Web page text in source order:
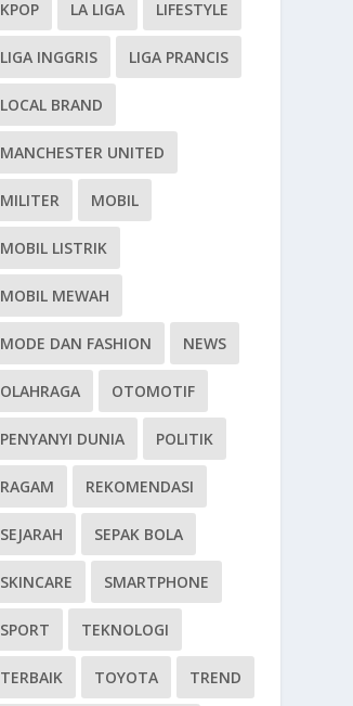
KPOP LA LIGA LIFESTYLE
LIGA INGGRIS LIGA PRANCIS
LOCAL BRAND
MANCHESTER UNITED
MILITER MOBIL
MOBIL LISTRIK
MOBIL MEWAH
MODE DAN FASHION NEWS
OLAHRAGA OTOMOTIF
PENYANYI DUNIA POLITIK
RAGAM REKOMENDASI
SEJARAH SEPAK BOLA
SKINCARE SMARTPHONE
SPORT TEKNOLOGI
TERBAIK TOYOTA TREND